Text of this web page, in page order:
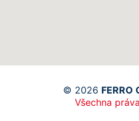
© 2026 FERRO
Všechna